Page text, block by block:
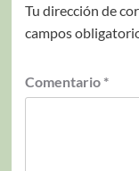
Tu dirección de
campos
Comentario *